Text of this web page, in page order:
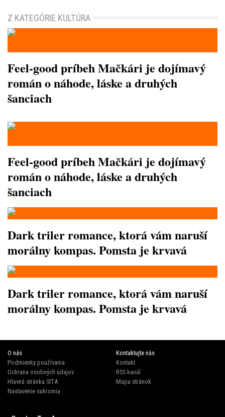
Z KATEGÓRIE KULTÚRA
Feel-good príbeh Mačkári je dojímavý
román o náhode, láske a druhých
šanciach
Feel-good príbeh Mačkári je dojímavý
román o náhode, láske a druhých
šanciach
Dark triler romance, ktorá vám naruší
morálny kompas. Pomsta je krvavá
Dark triler romance, ktorá vám naruší
morálny kompas. Pomsta je krvavá
O nás
Podmienky používania
Ochrana osobných údajov
Hlavná stránka SITA
Nastavenie sukromia
Kontaktujte nás
Kontakt
RSS kanál
Mapa stránok